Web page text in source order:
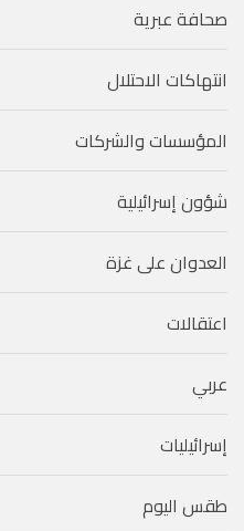
صحافة عبرية
انتهاكات الاحتلال
المؤسسات والشركات
شؤون إسرائيلية
العدوان على غزة
اعتقالات
عربي
إسرائيليات
طقس اليوم